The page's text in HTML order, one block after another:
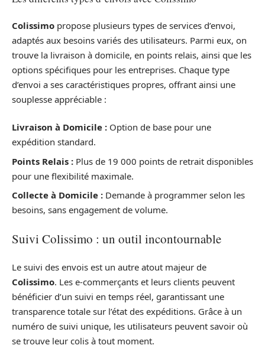
Colissimo propose plusieurs types de services d’envoi,
adaptés aux besoins variés des utilisateurs. Parmi eux, on
trouve la livraison à domicile, en points relais, ainsi que les
options spécifiques pour les entreprises. Chaque type
d’envoi a ses caractéristiques propres, offrant ainsi une
souplesse appréciable :
Livraison à Domicile : Option de base pour une
expédition standard.
Points Relais : Plus de 19 000 points de retrait disponibles
pour une flexibilité maximale.
Collecte à Domicile : Demande à programmer selon les
besoins, sans engagement de volume.
Suivi Colissimo : un outil incontournable
Le suivi des envois est un autre atout majeur de
Colissimo. Les e-commerçants et leurs clients peuvent
bénéficier d’un suivi en temps réel, garantissant une
transparence totale sur l’état des expéditions. Grâce à un
numéro de suivi unique, les utilisateurs peuvent savoir où
se trouve leur colis à tout moment.